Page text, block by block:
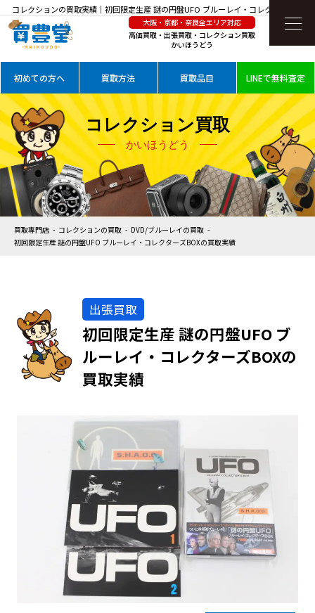
コレクションの買取実績｜初回限定生産 謎の円盤UFO ブルーレイ・コレクターズBOX
を高価買取
大阪・京都・奈良全エリア対応
高価買取・出張買取・コレクション買取
かいほうどう
初めての方へ 買取方法 買取品目 LINEで無料査定
コレクション買取
かいほうどう
買取専門店 コレクションの買取
DVD/ブルーレイの買取
初回限定生産 謎の円盤UFO ブルーレイ・コレクターズBOXの買取実績
出張買取
初回限定生産 謎の円盤UFO ブ
ルーレイ・コレクターズBOXの
買取実績